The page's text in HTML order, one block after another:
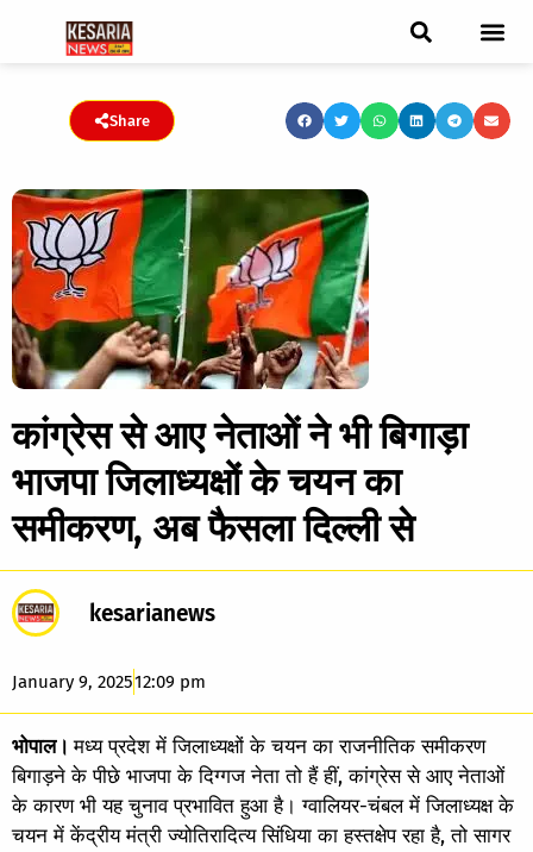
Share
कांग्रेस से आए नेताओं ने भी बिगाड़ा
भाजपा जिलाध्यक्षों के चयन का
समीकरण, अब फैसला दिल्ली से
kesarianews
January 9, 202512:09 pm
भोपाल।मध्य प्रदेश में जिलाध्यक्षों के चयन का राजनीतिक समीकरण
बिगाड़ने के पीछे भाजपा के दिग्गज नेता तो हैं हीं, कांग्रेस से आए नेताओं
के कारण भी यह चुनाव प्रभावित हुआ है। ग्वालियर-चंबल में जिलाध्यक्ष के
चयन में केंद्रीय मंत्री ज्योतिरादित्य सिंधिया का हस्तक्षेप रहा है, तो सागर